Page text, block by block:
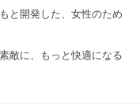
と開発した、女性のため
敵に、もっと快適になる